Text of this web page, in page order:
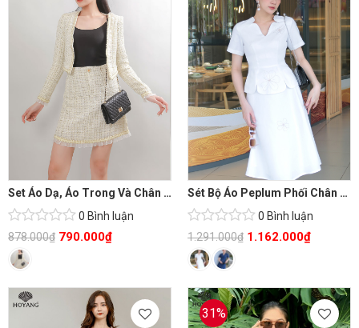
Set Áo Dạ, Áo Trong Và Chân Váy Cực Xinh
0 Bình luận
878.000₫ 790.000₫
Sét Bộ Áo Peplum Phối Chân Váy Dài Chữ A
0 Bình luận
1.291.000₫ 1.162.000₫
31%